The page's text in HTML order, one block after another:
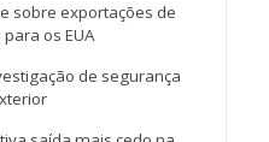
sobre exportações de
os EUA
de segurança